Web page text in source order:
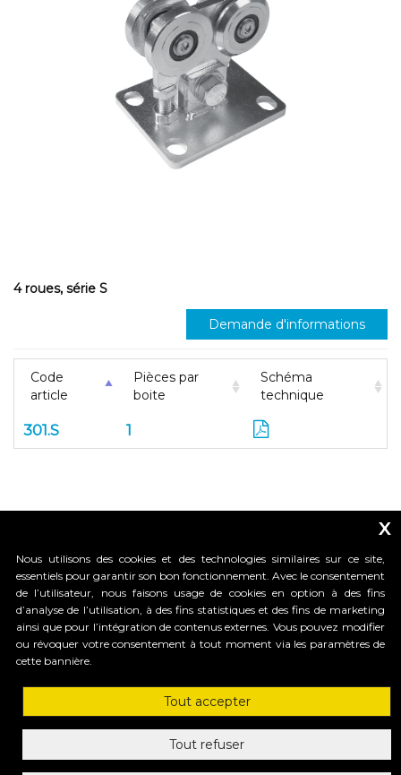
4 roues, série S
Demande d'informations
Code
article
Pièces par
boite
Schéma
technique
301.S 1
_____________________________
HI-MOTIONS S.r.l.
Via dell'industria, 91 - 36030 Sarcedo (VI) Italy
mail: info@himotions.com
C.F. e P.IVA (IT): 03548520240 | Cap. Soc. € 10.000,00 i.v.
x
Nous utilisons des cookies et des technologies similaires sur ce site,
essentiels pour garantir son bon fonctionnement. Avec le consentement
de l’utilisateur, nous faisons usage de cookies en option à des fins
d’analyse de l’utilisation, à des fins statistiques et des fins de marketing
ainsi que pour l’intégration de contenus externes. Vous pouvez modifier
ou révoquer votre consentement à tout moment via les paramètres de
cette bannière.
Tout accepter
Tout refuser